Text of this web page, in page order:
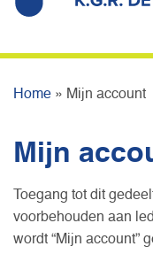
Home » Mijn account
Mijn
Toegang tot dit
voorbehouden aan
wordt “Mijn account”